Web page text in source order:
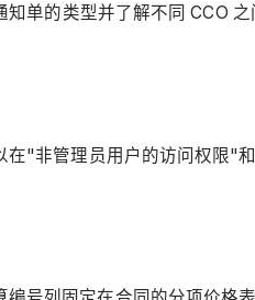
单的类型并了解不同 CCO
在"非管理员用户的访问权限"